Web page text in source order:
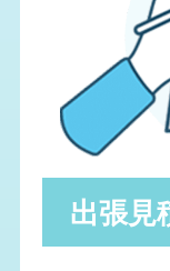
出張見